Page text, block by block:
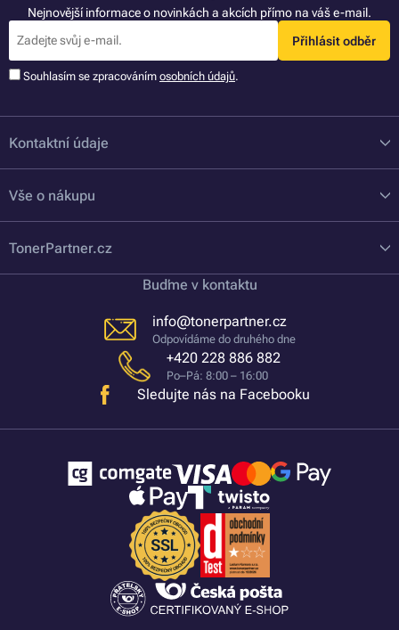
Nejnovější informace o novinkách a akcích přímo na váš e-mail.
Přihlásit odběr
Souhlasím se zpracováním osobních údajů.
Kontaktní údaje
Vše o nákupu
TonerPartner.cz
Buďme v kontaktu
info@tonerpartner.cz
Odpovídáme do druhého dne
+420 228 886 882
Po–Pá: 8:00 – 16:00
Sledujte nás na Facebooku